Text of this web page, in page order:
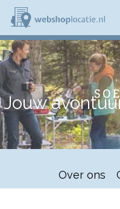
Overslaan
naar
de
inhoud
gaan
W
e
b
o
p
c
Jouw
Over ons